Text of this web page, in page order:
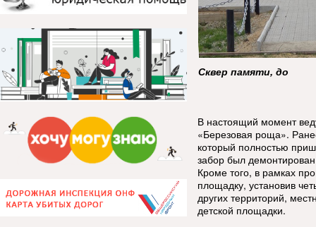
Сквер памяти, до
В настоящий момент
«Березовая роща».
который полностью
забор был
Кроме того, в рамках
площадку, установив
других территорий,
детской площадки.